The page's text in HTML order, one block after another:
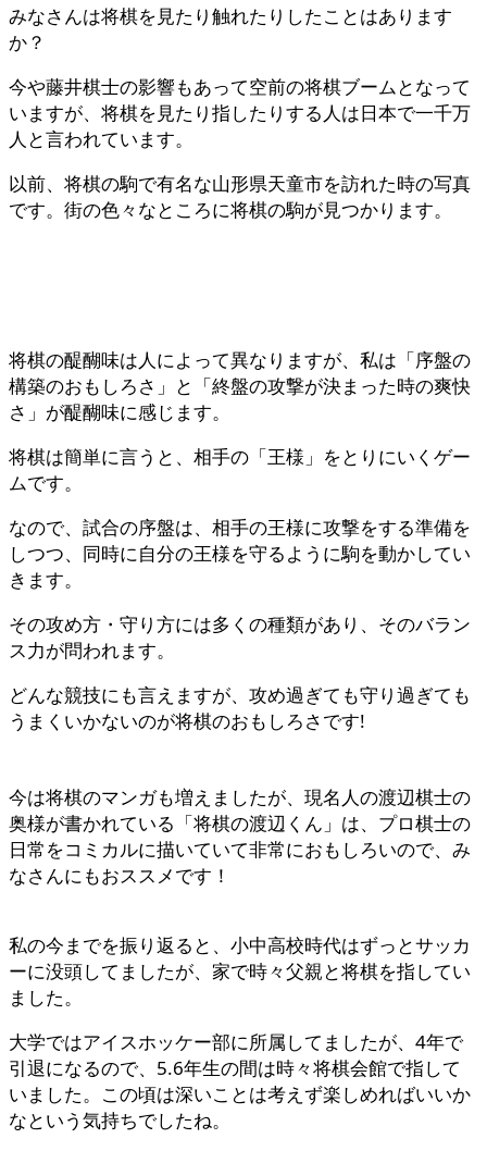
みなさんは将棋を見たり触れたりしたことはあります
か？
今や藤井棋士の影響もあって空前の将棋ブームとなって
いますが、将棋を見たり指したりする人は日本で一千万
人と言われています。
以前、将棋の駒で有名な山形県天童市を訪れた時の写真
です。街の色々なところに将棋の駒が見つかります。
将棋の醍醐味は人によって異なりますが、私は「序盤の
構築のおもしろさ」と「終盤の攻撃が決まった時の爽快
さ」が醍醐味に感じます。
将棋は簡単に言うと、相手の「王様」をとりにいくゲー
ムです。
なので、試合の序盤は、相手の王様に攻撃をする準備を
しつつ、同時に自分の王様を守るように駒を動かしてい
きます。
その攻め方・守り方には多くの種類があり、そのバラン
ス力が問われます。
どんな競技にも言えますが、攻め過ぎても守り過ぎても
うまくいかないのが将棋のおもしろさです!
今は将棋のマンガも増えましたが、現名人の渡辺棋士の
奥様が書かれている「将棋の渡辺くん」は、プロ棋士の
日常をコミカルに描いていて非常におもしろいので、み
なさんにもおススメです！
私の今までを振り返ると、小中高校時代はずっとサッカ
ーに没頭してましたが、家で時々父親と将棋を指してい
ました。
大学ではアイスホッケー部に所属してましたが、4年で
引退になるので、5.6年生の間は時々将棋会館で指して
いました。この頃は深いことは考えず楽しめればいいか
なという気持ちでしたね。